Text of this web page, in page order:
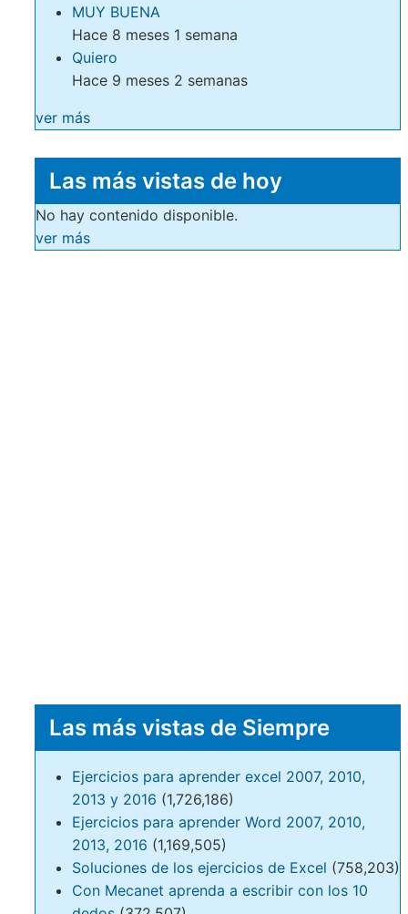
MUY BUENA
Hace 8 meses 1 semana
Quiero
Hace 9 meses 2 semanas
ver más
Las más vistas de hoy
No hay contenido disponible.
ver más
Las más vistas de Siempre
Ejercicios para aprender excel 2007, 2010,
2013 y 2016 (1,726,186)
Ejercicios para aprender Word 2007, 2010,
2013, 2016 (1,169,505)
Soluciones de los ejercicios de Excel (758,203)
Con Mecanet aprenda a escribir con los 10